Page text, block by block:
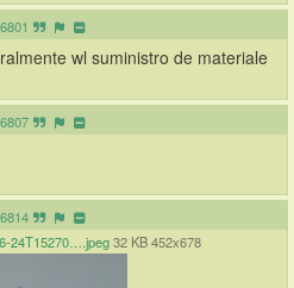
wl suministro de materiale
24T15270….jpeg 32 KB 452x678